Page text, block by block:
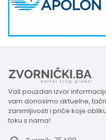
Vaš pouzdan izvor
vam donosimo aktuelne,
zanimljivosti i priče koje
toku s nama!